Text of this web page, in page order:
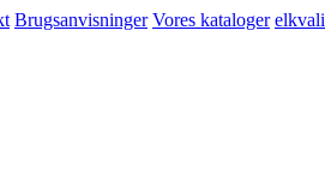
Brugsanvisninger Vores kataloger